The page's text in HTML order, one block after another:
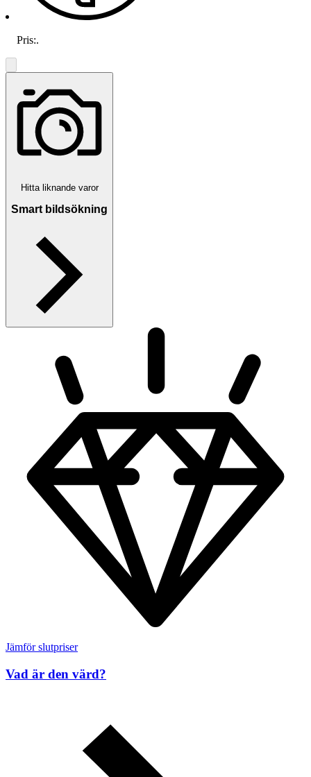
Pris:.
Hitta liknande varor
Smart bildsökning
Jämför slutpriser
Vad är den värd?